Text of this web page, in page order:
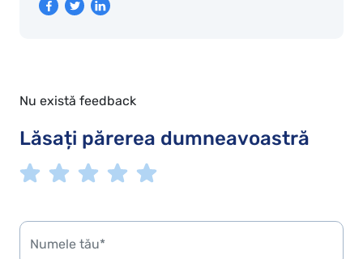
Nu există feedback
Lăsați părerea dumneavoastră